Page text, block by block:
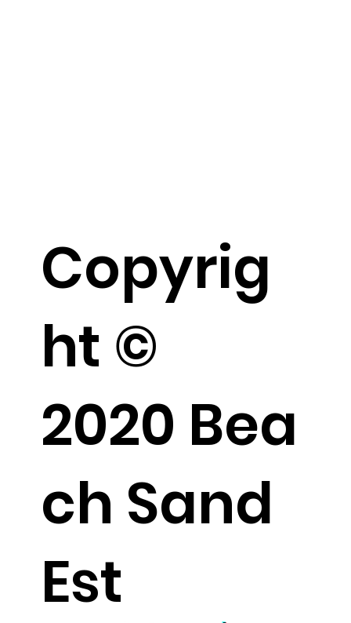
Copyrig
ht ©
2020 Bea
ch Sand
Est